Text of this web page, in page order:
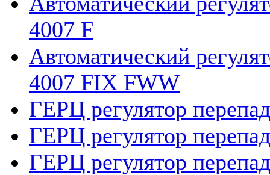
4007 F
Автоматический
4007 FIX FWW
ГЕРЦ регулятор
ГЕРЦ регулятор
ГЕРЦ регулятор